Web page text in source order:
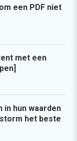
een PDF niet
met een
in hun waarden
het beste